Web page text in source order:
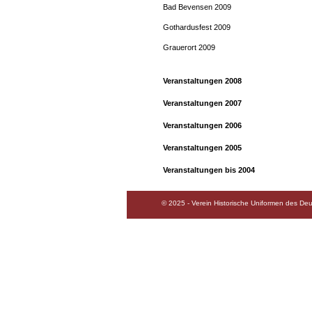
Bad Bevensen 2009
Gothardusfest 2009
Grauerort 2009
Veranstaltungen 2008
Veranstaltungen 2007
Veranstaltungen 2006
Veranstaltungen 2005
Veranstaltungen bis 2004
© 2025 - Verein Historische Uniformen des